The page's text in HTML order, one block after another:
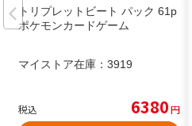
トリプレットビート パック 61p
ポケモンカードゲーム
マイストア在庫： 3919
税込 6380円